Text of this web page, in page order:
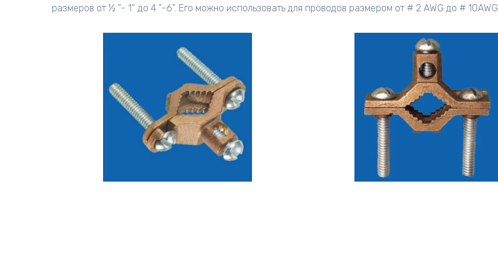
размеров от ½ ”- 1” до 4 ”-6”. Его можно использовать для проводов размером от # 2 AWG до # 10AWG.